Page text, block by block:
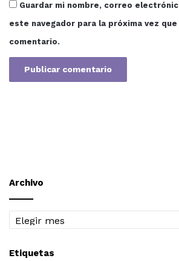
Guardar mi nombre, correo
este navegador para la próxima vez que
comentario.
Archivo
Archivo
Etiquetas